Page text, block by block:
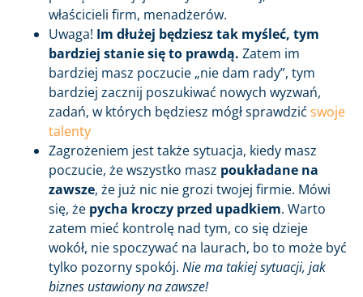
właścicieli firm, menadżerów.
Uwaga! Im dłużej będziesz tak myśleć, tym
bardziej stanie się to prawdą. Zatem im
bardziej masz poczucie „nie dam rady”, tym
bardziej zacznij poszukiwać nowych wyzwań,
zadań, w których będziesz mógł sprawdzić swoje
talenty
Zagrożeniem jest także sytuacja, kiedy masz
poczucie, że wszystko masz poukładane na
zawsze, że już nic nie grozi twojej firmie. Mówi
się, że pycha kroczy przed upadkiem. Warto
zatem mieć kontrolę nad tym, co się dzieje
wokół, nie spoczywać na laurach, bo to może być
tylko pozorny spokój. Nie ma takiej sytuacji, jak
biznes ustawiony na zawsze!